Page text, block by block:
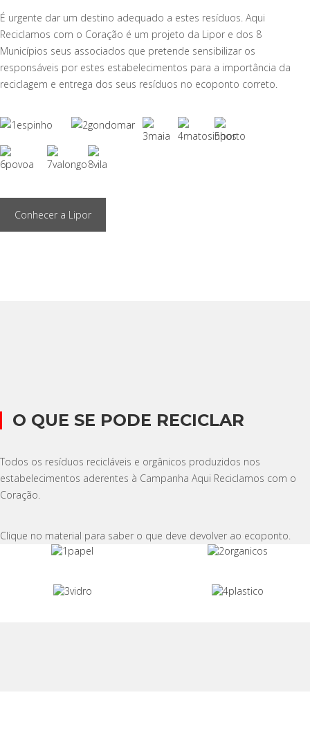
É urgente dar um destino adequado a estes resíduos. Aqui
Reciclamos com o Coração é um projeto da Lipor e dos 8
Municípios seus associados que pretende sensibilizar os
responsáveis por estes estabelecimentos para a importância da
reciclagem e entrega dos seus resíduos no ecoponto correto.
Conhecer a Lipor
O QUE SE PODE RECICLAR
Todos os resíduos recicláveis e orgânicos produzidos nos
estabelecimentos aderentes à Campanha Aqui Reciclamos com o
Coração.
Clique no material para saber o que deve devolver ao ecoponto.